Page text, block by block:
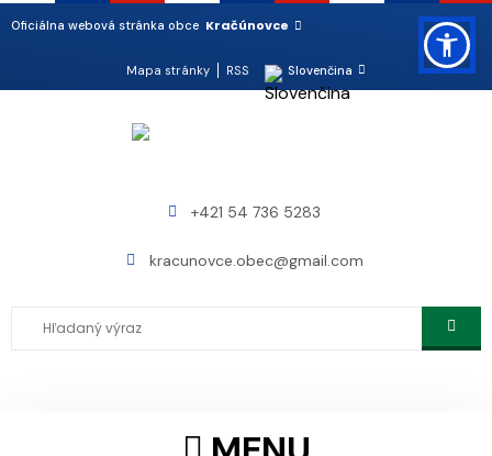
Oficiálna webová stránka obce Kračúnovce
Mapa stránky RSS Slovenčina
+421 54 736 5283
kracunovce.obec@gmail.com